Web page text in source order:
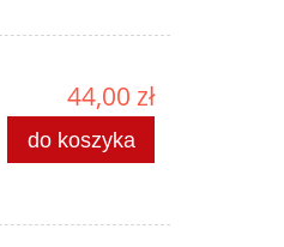
44,00 zł
do koszyka